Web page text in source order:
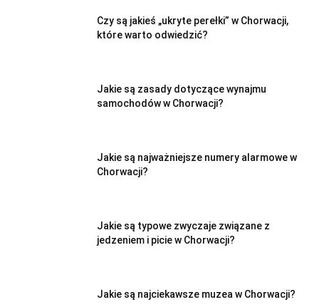
Czy są jakieś „ukryte perełki” w Chorwacji,
które warto odwiedzić?
Jakie są zasady dotyczące wynajmu
samochodów w Chorwacji?
Jakie są najważniejsze numery alarmowe w
Chorwacji?
Jakie są typowe zwyczaje związane z
jedzeniem i picie w Chorwacji?
Jakie są najciekawsze muzea w Chorwacji?